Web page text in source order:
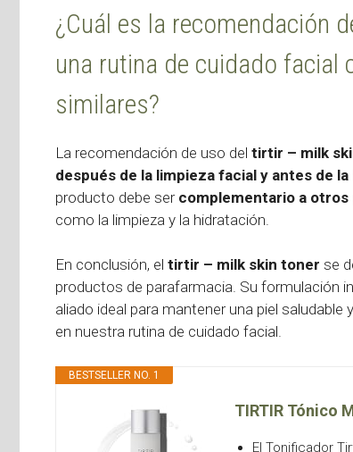
¿Cuál es la recomendación
una rutina de cuidado
similares?
La recomendación de uso del tirtir – milk
después de la limpieza facial y antes de
producto debe ser complementario a
como la limpieza y la hidratación.
En conclusión, el tirtir – milk skin toner se
productos de parafarmacia. Su formulación
aliado ideal para mantener una piel
en nuestra rutina de cuidado facial.
BESTSELLER NO. 1
TIRTIR Tónico
El Tonificador